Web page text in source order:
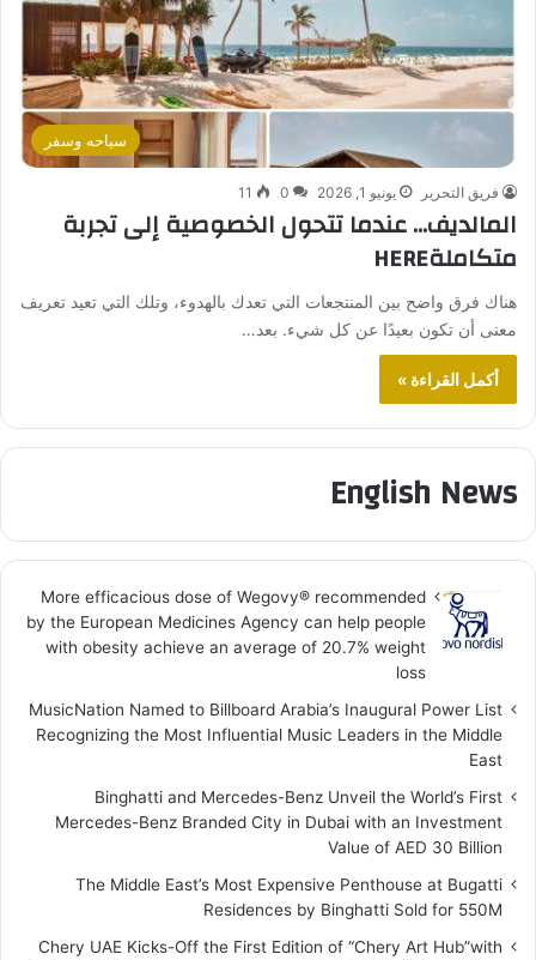
سياحه وسفر
فريق التحرير يونيو 1, 2026 0
11
المالديف… عندما تتحول الخصوصية إلى تجربة
متكاملةHERE
هناك فرق واضح بين المنتجعات التي تعدك بالهدوء، وتلك التي تعيد تعريف
معنى أن تكون بعيدًا عن كل شيء. بعد…
أكمل القراءة »
English News
More efficacious dose of Wegovy®️ recommended
by the European Medicines Agency can help people
with obesity achieve an average of 20.7% weight
loss
MusicNation Named to Billboard Arabia’s Inaugural Power List
Recognizing the Most Influential Music Leaders in the Middle
East
Binghatti and Mercedes-Benz Unveil the World’s First
Mercedes-Benz Branded City in Dubai with an Investment
Value of AED 30 Billion
The Middle East’s Most Expensive Penthouse at Bugatti
Residences by Binghatti Sold for 550M
Chery UAE Kicks-Off the First Edition of “Chery Art Hub”with